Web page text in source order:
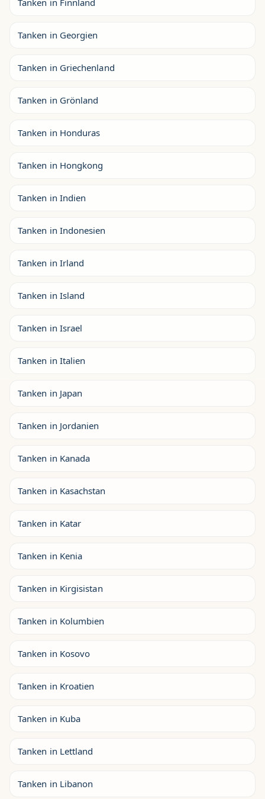
Tanken in Finnland
Tanken in Georgien
Tanken in Griechenland
Tanken in Grönland
Tanken in Honduras
Tanken in Hongkong
Tanken in Indien
Tanken in Indonesien
Tanken in Irland
Tanken in Island
Tanken in Israel
Tanken in Italien
Tanken in Japan
Tanken in Jordanien
Tanken in Kanada
Tanken in Kasachstan
Tanken in Katar
Tanken in Kenia
Tanken in Kirgisistan
Tanken in Kolumbien
Tanken in Kosovo
Tanken in Kroatien
Tanken in Kuba
Tanken in Lettland
Tanken in Libanon